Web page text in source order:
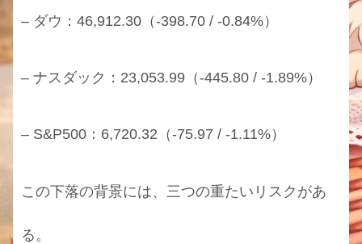
– ダウ：46,912.30（-398.70 / -0.84%）
– ナスダック：23,053.99（-445.80 / -1.89%）
– S&P500：6,720.32（-75.97 / -1.11%）
この下落の背景には、三つの重たいリスクがあ
る。